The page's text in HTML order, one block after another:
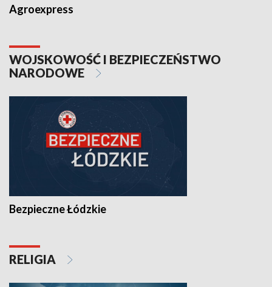
Agroexpress
WOJSKOWOŚĆ I BEZPIECZEŃSTWO
NARODOWE
Bezpieczne Łódzkie
RELIGIA